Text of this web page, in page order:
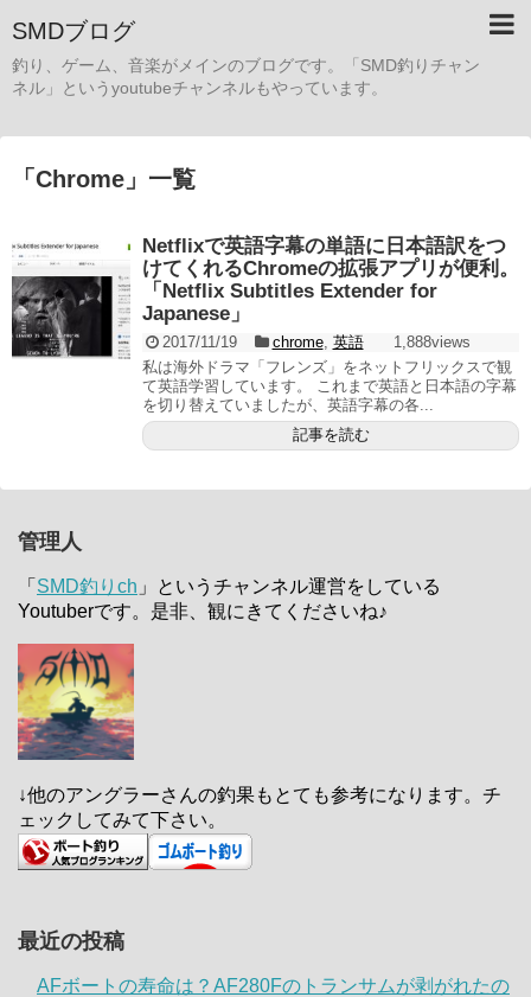
SMDブログ
釣り、ゲーム、音楽がメインのブログです。「SMD釣りチャン
ネル」というyoutubeチャンネルもやっています。
「 Chrome 」 一覧
Netflixで英語字幕の単語に日本語訳をつ
けてくれるChromeの拡張アプリが便利。
「Netflix Subtitles Extender for
Japanese」
2017/11/19 chrome, 英語
1,888views
私は海外ドラマ「フレンズ」をネットフリックスで観
て英語学習しています。 これまで英語と日本語の字幕
を切り替えていましたが、英語字幕の各...
記事を読む
管理人
「 SMD釣りch 」というチャンネル運営をしている
Youtuberです。是非、観にきてくださいね♪
↓他のアングラーさんの釣果もとても参考になります。チ
ェックしてみて下さい。
最近の投稿
AFボートの寿命は？AF280Fのトランサムが剥がれたの